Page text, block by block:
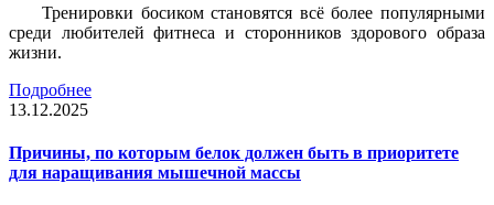
Тренировки босиком становятся всё более популярными
среди любителей фитнеса и сторонников здорового образа
жизни.
Подробнее
13.12.2025
Причины, по которым белок должен быть в приоритете
для наращивания мышечной массы